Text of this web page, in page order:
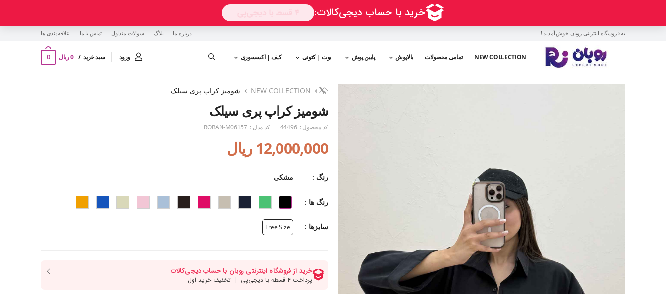
به فروشگاه اینترنتی روبان خوش آمدید ! درباره ما بلاگ سوالات متداول تماس با ما ‌علاقه‌مندی ها
NEW COLLECTION تمامی محصولات بالاپوش پایین پوش بوت | کتونی کیف | اکسسوری ورود سبد خرید 0 ریال 0
NEW COLLECTION شومیز کراپ پری سیلک
شومیز کراپ پری سیلک
کد محصول : 44496 کد مدل : ROBAN-M06157
12,000,000 ریال
رنگ : مشکی
رنگ ها :
سایزها : Free Size